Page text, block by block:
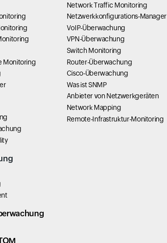
Monitoring
Network Traffic Monitoring
Netzwerkkonfigurations-Manager
VoIP-Überwachung
VPN-Überwachung
Switch Monitoring
Router-Überwachung
Cisco-Überwachung
Was ist SNMP
Anbieter von Netzwerkgeräten
Network Mapping
Remote-Infrastruktur-Monitoring